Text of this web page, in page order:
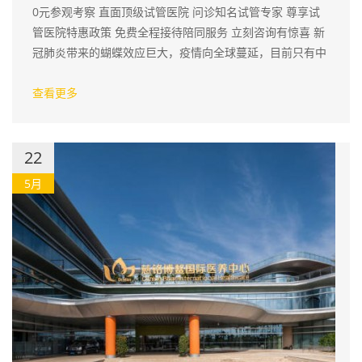
0元参观考察 直面顶级试管医院 问诊知名试管专家 尊享试
管医院特惠政策 免费全程接待陪同服务 立刻咨询有惊喜 新
冠肺炎带来的蝴蝶效应巨大，疫情向全球蔓延，目前只有中
多…
查看更多
22
5月